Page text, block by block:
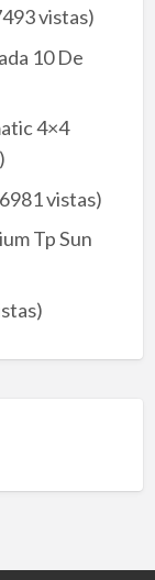
vistas)
10 De
4×4
vistas)
Tp Sun